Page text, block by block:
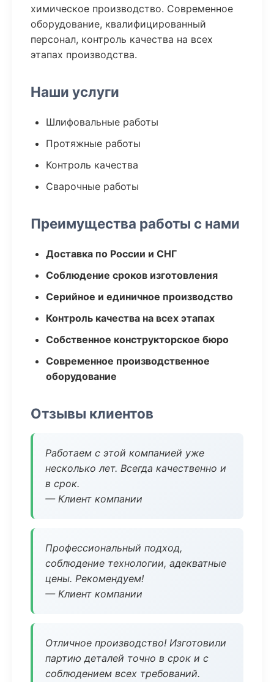
химическое производство. Современное
оборудование, квалифицированный
персонал, контроль качества на всех
этапах производства.
Наши услуги
Шлифовальные работы
Протяжные работы
Контроль качества
Сварочные работы
Преимущества работы с нами
Доставка по России и СНГ
Соблюдение сроков изготовления
Серийное и единичное производство
Контроль качества на всех этапах
Собственное конструкторское бюро
Современное производственное
оборудование
Отзывы клиентов
Работаем с этой компанией уже
несколько лет. Всегда качественно и
в срок.
— Клиент компании
Профессиональный подход,
соблюдение технологии, адекватные
цены. Рекомендуем!
— Клиент компании
Отличное производство! Изготовили
партию деталей точно в срок и с
соблюдением всех требований.